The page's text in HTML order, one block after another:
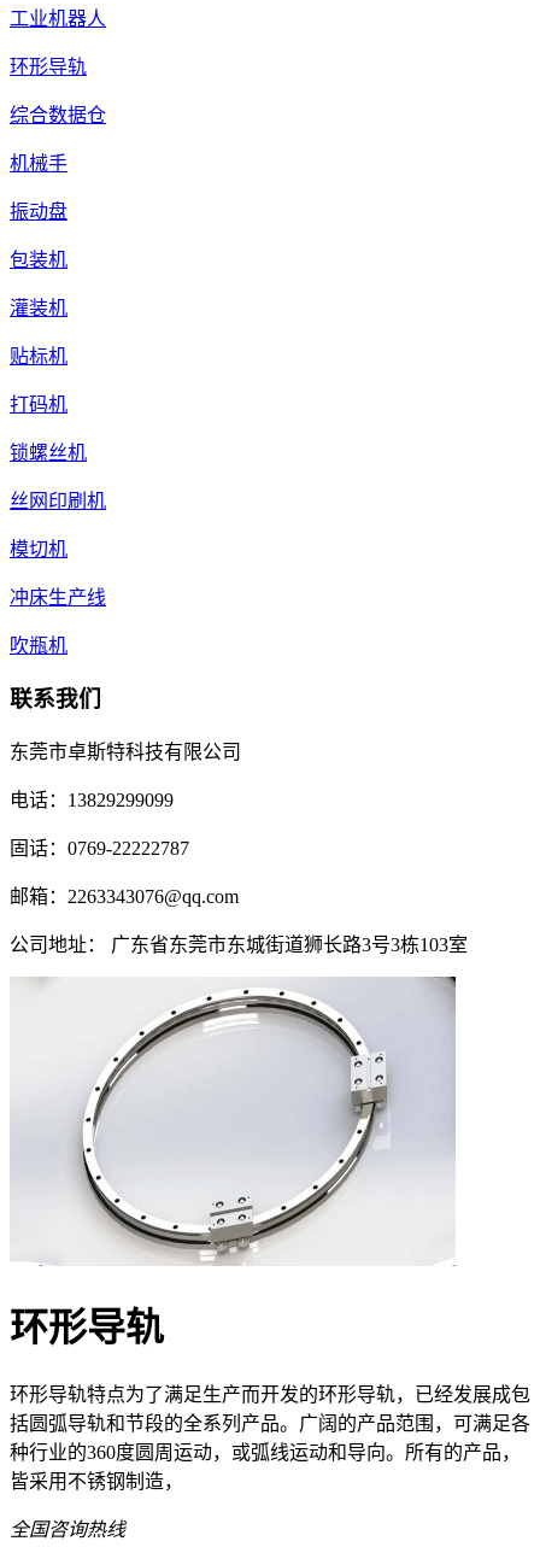
工业机器人
环形导轨
综合数据仓
机械手
振动盘
包装机
灌装机
贴标机
打码机
锁螺丝机
丝网印刷机
模切机
冲床生产线
吹瓶机
联系我们
东莞市卓斯特科技有限公司
电话：13829299099
固话：0769-22222787
邮箱：2263343076@qq.com
公司地址： 广东省东莞市东城街道狮长路3号3栋103室
环形导轨
环形导轨特点为了满足生产而开发的环形导轨，已经发展成包
括圆弧导轨和节段的全系列产品。广阔的产品范围，可满足各
种行业的360度圆周运动，或弧线运动和导向。所有的产品，
皆采用不锈钢制造，
全国咨询热线